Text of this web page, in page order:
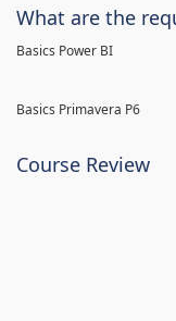
What are the
Basics Power BI
Basics Primavera P6
Course Review